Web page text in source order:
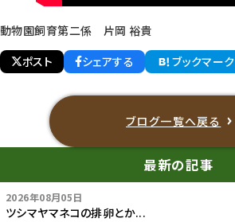
動物園飼育第二係 片岡 裕貴
ポスト
シェアする ブックマーク
ブログ一覧へ戻る
最新の記事
2026年08月05日
ツシマヤマネコの排卵とか...